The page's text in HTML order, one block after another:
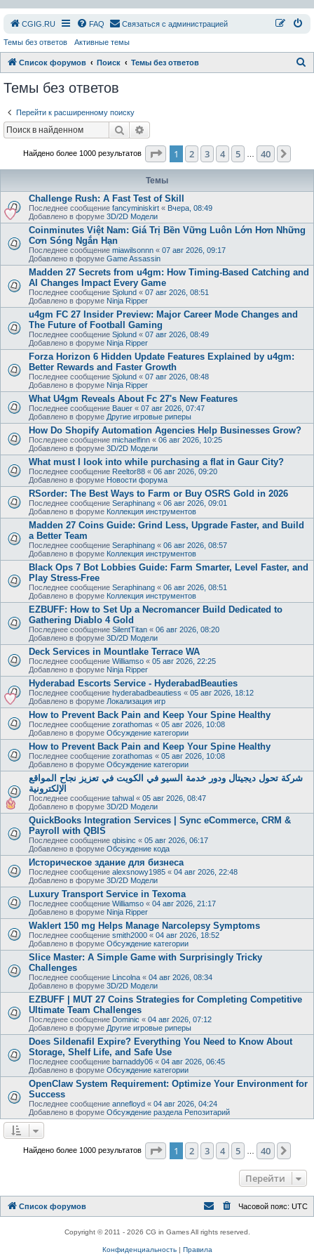
СGIG.RU FAQ Связаться с администрацией
Темы без ответов Активные темы
Список форумов Поиск Темы без ответов
Темы без ответов
Перейти к расширенному поиску
Поиск
Найдено более 1000 результатов Страница из 40
1 2 3 4 5 40
Темы
Challenge Rush: A Fast Test of Skill
Последнее сообщение fancyminiskirt « Вчера, 08:49
Добавлено в форуме 3D/2D Модели
Coinminutes Việt Nam: Giá Trị Bền Vững Luôn Lớn Hơn Những
Cơn Sóng Ngắn Hạn
Последнее сообщение miawilsonnn « 07 авг 2026, 09:17
Добавлено в форуме Game Assassin
Madden 27 Secrets from u4gm: How Timing-Based Catching and
AI Changes Impact Every Game
Последнее сообщение Sjolund « 07 авг 2026, 08:51
Добавлено в форуме Ninja Ripper
u4gm FC 27 Insider Preview: Major Career Mode Changes and
The Future of Football Gaming
Последнее сообщение Sjolund « 07 авг 2026, 08:49
Добавлено в форуме Ninja Ripper
Forza Horizon 6 Hidden Update Features Explained by u4gm:
Better Rewards and Faster Growth
Последнее сообщение Sjolund « 07 авг 2026, 08:48
Добавлено в форуме Ninja Ripper
What U4gm Reveals About Fc 27's New Features
Последнее сообщение Bauer « 07 авг 2026, 07:47
Добавлено в форуме Другие игровые риперы
How Do Shopify Automation Agencies Help Businesses Grow?
Последнее сообщение michaelfinn « 06 авг 2026, 10:25
Добавлено в форуме 3D/2D Модели
What must I look into while purchasing a flat in Gaur City?
Последнее сообщение Reeltor88 « 06 авг 2026, 09:20
Добавлено в форуме Новости форума
RSorder: The Best Ways to Farm or Buy OSRS Gold in 2026
Последнее сообщение Seraphinang « 06 авг 2026, 09:01
Добавлено в форуме Коллекция инструментов
Madden 27 Coins Guide: Grind Less, Upgrade Faster, and Build
a Better Team
Последнее сообщение Seraphinang « 06 авг 2026, 08:57
Добавлено в форуме Коллекция инструментов
Black Ops 7 Bot Lobbies Guide: Farm Smarter, Level Faster, and
Play Stress-Free
Последнее сообщение Seraphinang « 06 авг 2026, 08:51
Добавлено в форуме Коллекция инструментов
EZBUFF: How to Set Up a Necromancer Build Dedicated to
Gathering Diablo 4 Gold
Последнее сообщение SilentTitan « 06 авг 2026, 08:20
Добавлено в форуме 3D/2D Модели
Deck Services in Mountlake Terrace WA
Последнее сообщение Williamso « 05 авг 2026, 22:25
Добавлено в форуме Ninja Ripper
Hyderabad Escorts Service - HyderabadBeauties
Последнее сообщение hyderabadbeautiess « 05 авг 2026, 18:12
Добавлено в форуме Локализация игр
How to Prevent Back Pain and Keep Your Spine Healthy
Последнее сообщение zorathomas « 05 авг 2026, 10:08
Добавлено в форуме Обсуждение категории
How to Prevent Back Pain and Keep Your Spine Healthy
Последнее сообщение zorathomas « 05 авг 2026, 10:08
Добавлено в форуме Обсуждение категории
شركة تحول ديجيتال ودور خدمة السيو في الكويت في تعزيز نجاح المواقع
الإلكترونية
Последнее сообщение tahwal « 05 авг 2026, 08:47
Добавлено в форуме 3D/2D Модели
QuickBooks Integration Services | Sync eCommerce, CRM &
Payroll with QBIS
Последнее сообщение qbisinc « 05 авг 2026, 06:17
Добавлено в форуме Обсуждение кода
Историческое здание для бизнеса
Последнее сообщение alexsnowy1985 « 04 авг 2026, 22:48
Добавлено в форуме 3D/2D Модели
Luxury Transport Service in Texoma
Последнее сообщение Williamso « 04 авг 2026, 21:17
Добавлено в форуме Ninja Ripper
Waklert 150 mg Helps Manage Narcolepsy Symptoms
Последнее сообщение smith2000 « 04 авг 2026, 18:52
Добавлено в форуме Обсуждение категории
Slice Master: A Simple Game with Surprisingly Tricky
Challenges
Последнее сообщение Lincolna « 04 авг 2026, 08:34
Добавлено в форуме 3D/2D Модели
EZBUFF | MUT 27 Coins Strategies for Completing Competitive
Ultimate Team Challenges
Последнее сообщение Dominic « 04 авг 2026, 07:12
Добавлено в форуме Другие игровые риперы
Does Sildenafil Expire? Everything You Need to Know About
Storage, Shelf Life, and Safe Use
Последнее сообщение barnaddy06 « 04 авг 2026, 06:45
Добавлено в форуме Обсуждение категории
OpenClaw System Requirement: Optimize Your Environment for
Success
Последнее сообщение annefloyd « 04 авг 2026, 04:24
Добавлено в форуме Обсуждение раздела Репозитарий
Найдено более 1000 результатов Страница из 40
1 2 3 4 5 40
Перейти
Список форумов Часовой пояс: UTC
Copyright © 2011 - 2026 CG in Games All rights reserved.
Конфиденциальность| Правила